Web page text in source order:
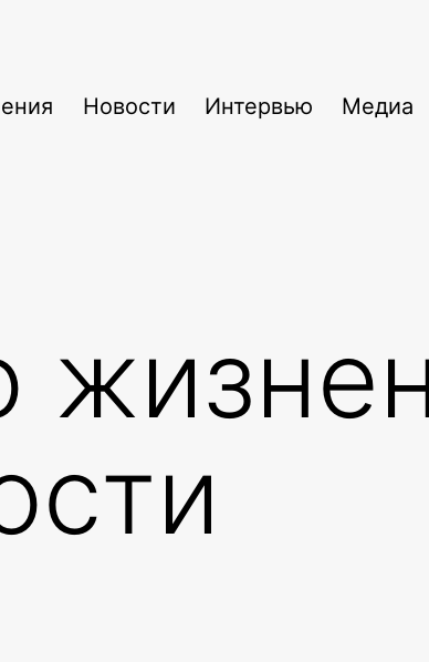
Новости Интервью Медиа